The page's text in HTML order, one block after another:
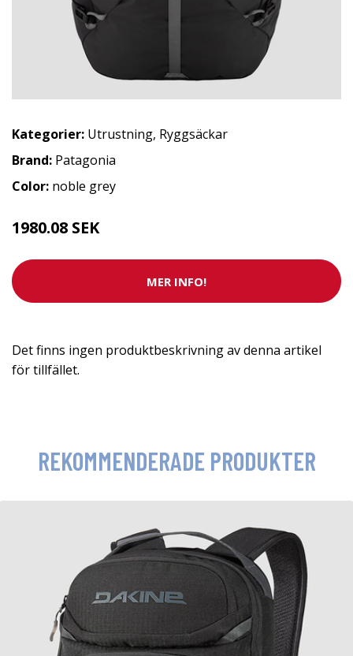
Kategorier: Utrustning, Ryggsäckar
Brand: Patagonia
Color: noble grey
1980.08 SEK
MER INFO!
Det finns ingen produktbeskrivning av denna artikel
för tillfället.
REKOMMENDERADE PRODUKTER